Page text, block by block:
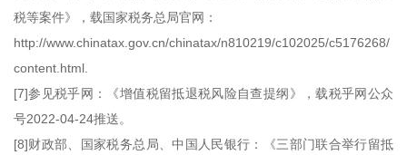
税等案件》，载国家税务总局官网：
http://www.chinatax.gov.cn/chinatax/n810219/c102025/c5176268/
content.html.
[7]参见税乎网：《增值税留抵退税风险自查提纲》，载税乎网公众
号2022-04-24推送。
[8]财政部、国家税务总局、中国人民银行：《三部门联合举行留抵